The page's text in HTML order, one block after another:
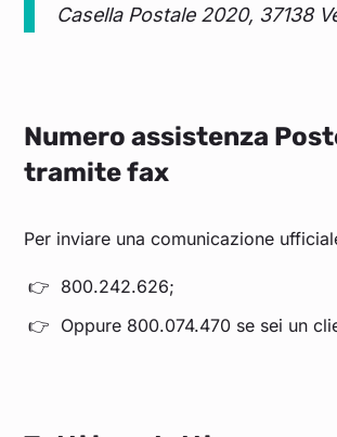
Casella Postale 2020, 37138
Numero assistenza
tramite fax
Per inviare una comunicazione
800.242.626;
Oppure 800.074.470 se sei un